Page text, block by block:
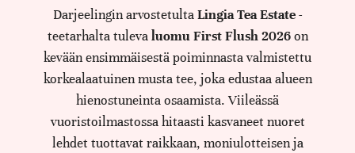
Darjeelingin arvostetultaLingia Tea Estate-
teetarhalta tulevaluomu First Flush 2026on
kevään ensimmäisestä poiminnasta valmistettu
korkealaatuinen musta tee, joka edustaa alueen
hienostuneinta osaamista. Viileässä
vuoristoilmastossa hitaasti kasvaneet nuoret
lehdet tuottavat raikkaan, moniulotteisen ja